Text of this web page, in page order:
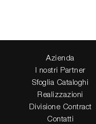
Azienda
I nostri Partner
Sfoglia Cataloghi
Realizzazioni
Divisione Contract
Contatti